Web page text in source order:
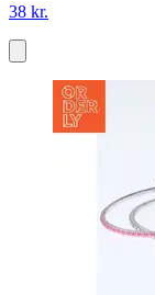
38 kr.